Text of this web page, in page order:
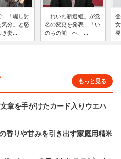
「騙し討
気分」と怒
き妻...
「れいわ新選組」が党
名の変更を発表、「い
のちの党」へ ...
もっと見る
章を手がけたカード入りウエハ
りや甘みを引き出す家庭用精米